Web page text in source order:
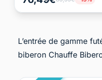
L’entrée de gamme
biberon Chauffe